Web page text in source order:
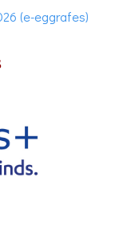
(e-eggrafes)